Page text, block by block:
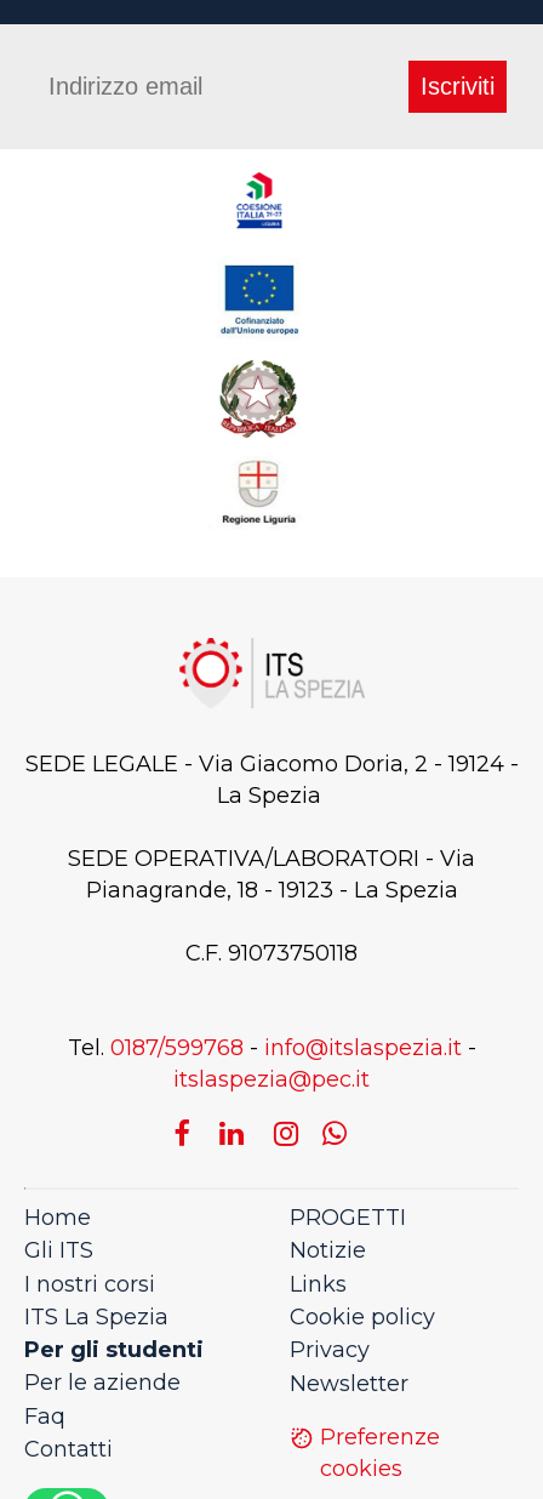
Iscriviti
SEDE LEGALE - Via Giacomo Doria, 2 - 19124 -
La Spezia
SEDE OPERATIVA/LABORATORI - Via
Pianagrande, 18 - 19123 - La Spezia
C.F. 91073750118
Tel. 0187/599768 - info@itslaspezia.it-
itslaspezia@pec.it
Home
Gli ITS
I nostri corsi
ITS La Spezia
Per gli studenti
Per le aziende
Faq
Contatti
PROGETTI
Notizie
Links
Cookie policy
Privacy
Newsletter
Preferenze
cookies